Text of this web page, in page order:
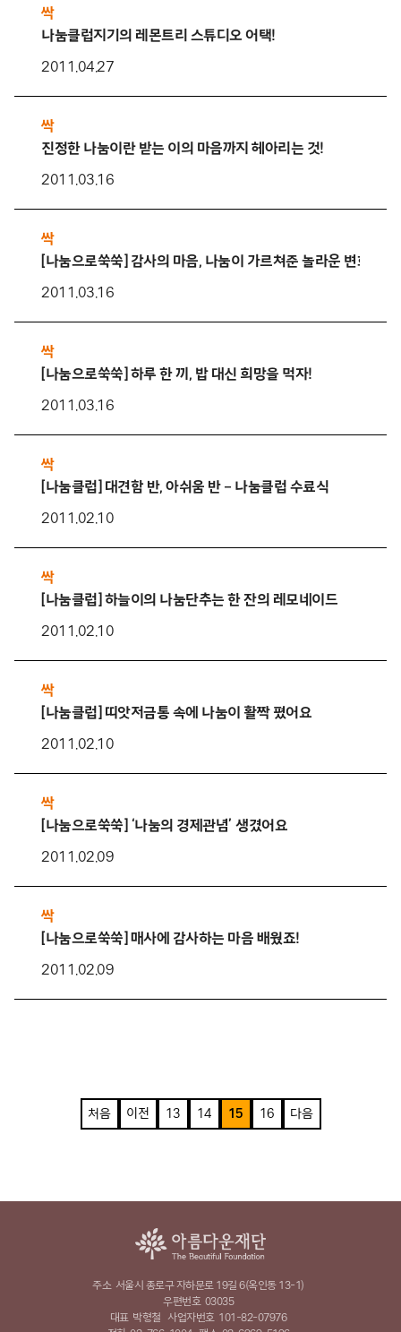
싹
나눔클럽지기의 레몬트리 스튜디오 어택!
2011.04.27
싹
진정한 나눔이란 받는 이의 마음까지 헤아리는 것!
2011.03.16
싹
[나눔으로쑥쑥] 감사의 마음, 나눔이 가르쳐준 놀라운 변화예요
2011.03.16
싹
[나눔으로쑥쑥] 하루 한 끼, 밥 대신 희망을 먹자!
2011.03.16
싹
[나눔클럽] 대견함 반, 아쉬움 반 – 나눔클럽 수료식
2011.02.10
싹
[나눔클럽] 하늘이의 나눔단추는 한 잔의 레모네이드
2011.02.10
싹
[나눔클럽] 띠앗저금통 속에 나눔이 활짝 폈어요
2011.02.10
싹
[나눔으로쑥쑥] ‘나눔의 경제관념’ 생겼어요
2011.02.09
싹
[나눔으로쑥쑥] 매사에 감사하는 마음 배웠죠!
2011.02.09
처음 이전 13 14 15 16 다음
주소 서울시 종로구 자하문로 19길 6(옥인동 13-1)
우편번호 03035
대표 박형철 사업자번호 101-82-07976